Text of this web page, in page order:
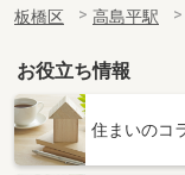
板橋区
高島平駅
お役立ち情報
住まいのコ